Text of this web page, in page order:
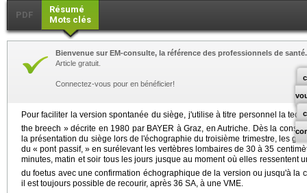
PDF
Résumé
Mots clés
Bienvenue sur EM-consulte, la référence des professionnels de santé.
Article gratuit.
Connectez-vous pour en bénéficier!
Pour faciliter la version spontanée du siège, j'utilise à titre personnel la
the breech » décrite en 1980 par BAYER à Graz, en Autriche. Dès la
la présentation du siège lors de l'échographie du troisième trimestre, les
du « pont passif, » en surélevant les vertèbres lombaires de 30 à 35
minutes, matin et soir tous les jours jusque au moment où elles ressentent
du foetus avec une confirmation échographique de la version ou jusqu'à la
il est toujours possible de recourir, après 36 SA, à une VME.